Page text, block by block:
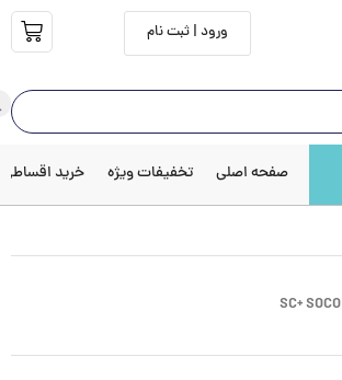
ورود | ثبت نام
صفحه اصلی تخفیفات ویژه خرید اقساطی
SC+ SOCO